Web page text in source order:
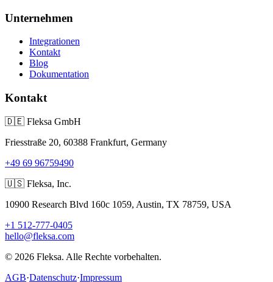
Unternehmen
Integrationen
Kontakt
Blog
Dokumentation
Kontakt
🇩🇪 Fleksa GmbH
Friesstraße 20, 60388 Frankfurt, Germany
+49 69 96759490
🇺🇸 Fleksa, Inc.
10900 Research Blvd 160c 1059, Austin, TX 78759, USA
+1 512-777-0405
hello@fleksa.com
© 2026 Fleksa. Alle Rechte vorbehalten.
AGB·Datenschutz·Impressum